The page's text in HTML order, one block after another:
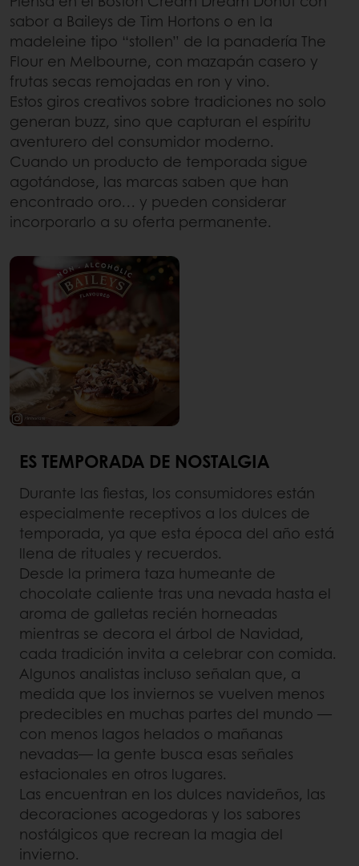
sabor a Baileys de Tim Hortons o en la
madeleine tipo “stollen” de la panadería The
Flour en Melbourne, con mazapán casero y
frutas secas remojadas en ron y vino.
Estos giros creativos sobre tradiciones no solo
generan buzz, sino que capturan el espíritu
aventurero del consumidor moderno.
Cuando un producto de temporada sigue
agotándose, las marcas saben que han
encontrado oro… y pueden considerar
incorporarlo a su oferta permanente.
ES TEMPORADA DE NOSTALGIA
Durante las fiestas, los consumidores están
especialmente receptivos a los dulces de
temporada, ya que esta época del año está
llena de rituales y recuerdos.
Desde la primera taza humeante de
chocolate caliente tras una nevada hasta el
aroma de galletas recién horneadas
mientras se decora el árbol de Navidad,
cada tradición invita a celebrar con comida.
Algunos analistas incluso señalan que, a
medida que los inviernos se vuelven menos
predecibles en muchas partes del mundo —
con menos lagos helados o mañanas
nevadas— la gente busca esas señales
estacionales en otros lugares.
Las encuentran en los dulces navideños, las
decoraciones acogedoras y los sabores
nostálgicos que recrean la magia del
invierno.